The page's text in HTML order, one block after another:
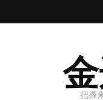
把握